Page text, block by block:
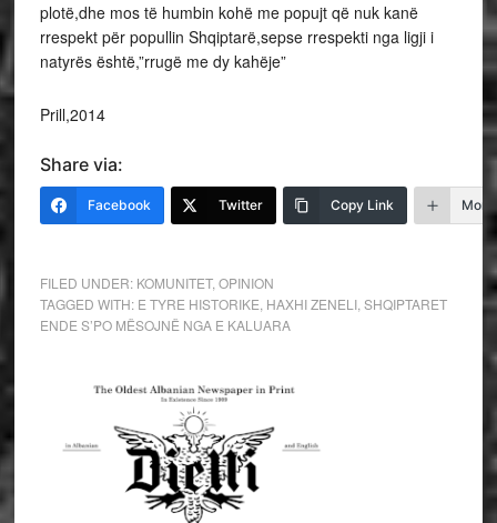
plotë,dhe mos të humbin kohë me popujt që nuk kanë
rrespekt për popullin Shqiptarë,sepse rrespekti nga ligji i
natyrës është,”rrugë me dy kahëje”
Prill,2014
Share via:
Facebook Twitter Copy Link More
FILED UNDER: KOMUNITET, OPINION
TAGGED WITH: E TYRE HISTORIKE HAXHI ZENELI, SHQIPTARET
ENDE S’PO MËSOJNË NGA E KALUARA